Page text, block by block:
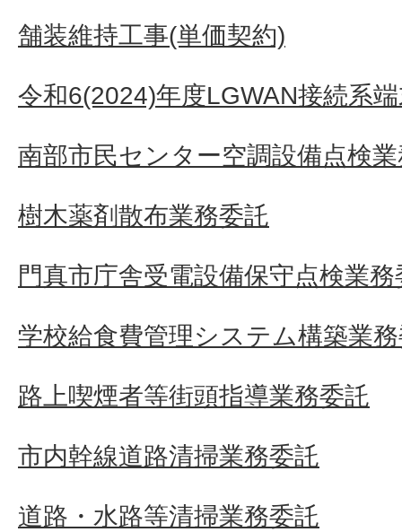
舗装維持工事(単価契約)
令和6(2024)年度LGWAN接続系
南部市民センター空調設備点検
樹木薬剤散布業務委託
門真市庁舎受電設備保守点検業務
学校給食費管理システム構築業
路上喫煙者等街頭指導業務委託
市内幹線道路清掃業務委託
道路・水路等清掃業務委託